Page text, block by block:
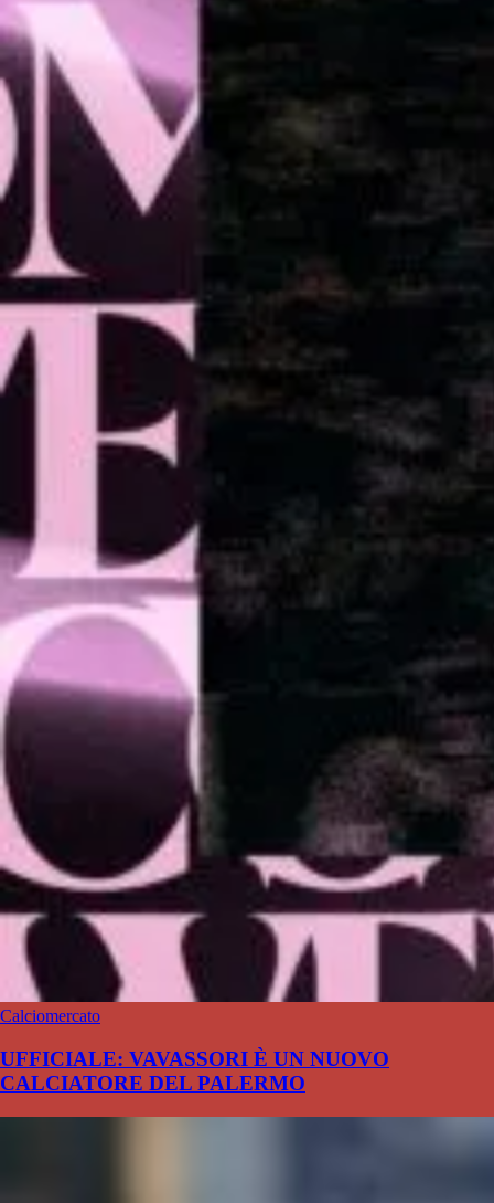
Calciomercato
UFFICIALE: VAVASSORI È UN NUOVO
CALCIATORE DEL PALERMO